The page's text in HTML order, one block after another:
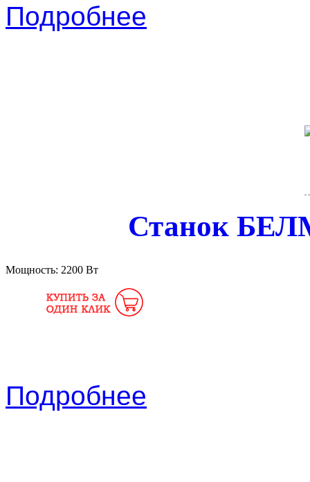
Подробнее
Станок
Мощность: 2200 Вт
Подробнее